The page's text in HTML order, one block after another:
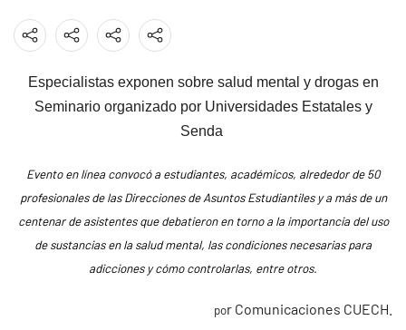
Especialistas exponen sobre salud mental y drogas en
Seminario organizado por Universidades Estatales y
Senda
Evento en línea convocó a estudiantes, académicos, alrededor de 50
profesionales de las Direcciones de Asuntos Estudiantiles y a más de un
centenar de asistentes que debatieron en torno a la importancia del uso
de sustancias en la salud mental, las condiciones necesarias para
adicciones y cómo controlarlas, entre otros.
por Comunicaciones CUECH.